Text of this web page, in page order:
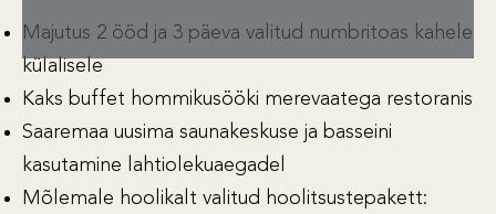
Majutus 2 ööd ja 3 päeva valitud numbritoas kahele
külalisele
Kaks buffet hommikusööki merevaatega restoranis
Saaremaa uusima saunakeskuse ja basseini
kasutamine lahtiolekuaegadel
Mõlemale hoolikalt valitud hoolitsustepakett: